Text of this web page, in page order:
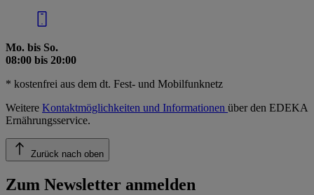
Mo. bis So.
08:00 bis 20:00
* kostenfrei aus dem dt. Fest- und Mobilfunknetz
Weitere Kontaktmöglichkeiten und Informationen über den EDEKA
Ernährungsservice.
Zurück nach oben
Zum Newsletter anmelden